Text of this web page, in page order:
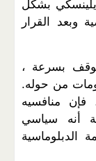
بشكل
وبعد القرار
بسرعة ،
من حوله.
منافسيه
أنه سياسي